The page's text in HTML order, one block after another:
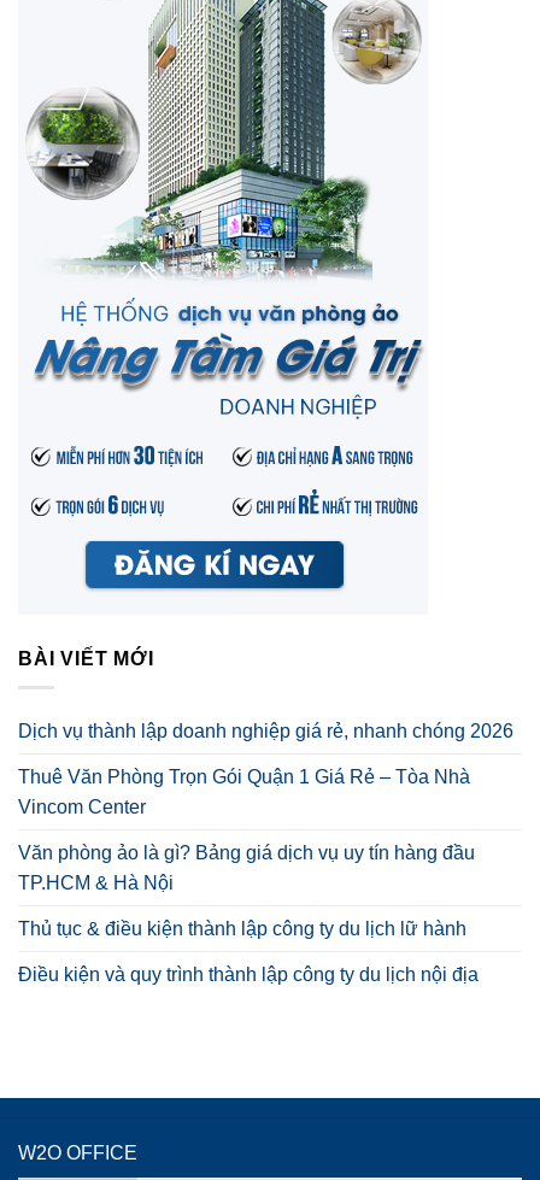
BÀI VIẾT MỚI
Dịch vụ thành lập doanh nghiệp giá rẻ, nhanh chóng 2026
Thuê Văn Phòng Trọn Gói Quận 1 Giá Rẻ – Tòa Nhà
Vincom Center
Văn phòng ảo là gì? Bảng giá dịch vụ uy tín hàng đầu
TP.HCM & Hà Nội
Thủ tục & điều kiện thành lập công ty du lịch lữ hành
Điều kiện và quy trình thành lập công ty du lịch nội địa
W2O OFFICE